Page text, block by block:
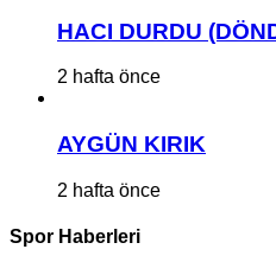
HACI DURDU
2 hafta önce
AYGÜN KIRIK
2 hafta önce
Spor Haberleri